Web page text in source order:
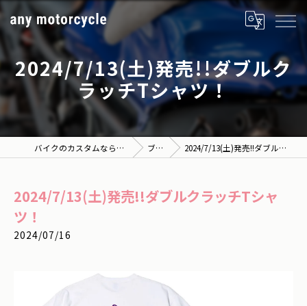
2024/7/13(土)発売!!ダブルク
ラッチTシャツ！
バイクのカスタムならany motorcycle ブログ 2024/7/13(土)発売!!ダブルクラッチTシャツ！
2024/7/13(土)発売!!ダブルクラッチTシャ
ツ！
2024/07/16